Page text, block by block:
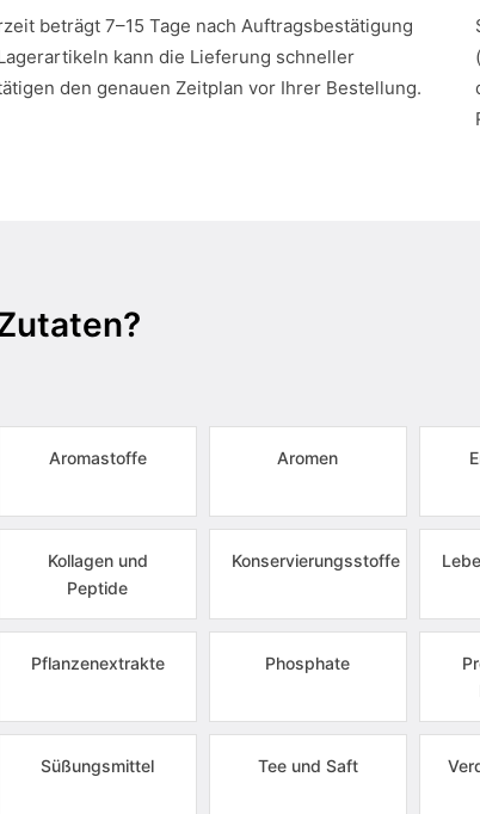
beträgt 7–15 Tage nach Auftragsbestätigung
kann die Lieferung schneller
den genauen Zeitplan vor Ihrer Bestellung.
Aromastoffe Aromen
Kollagen und
Peptide
Konservierungsstoffe
Pflanzenextrakte Phosphate
Süßungsmittel Tee und Saft